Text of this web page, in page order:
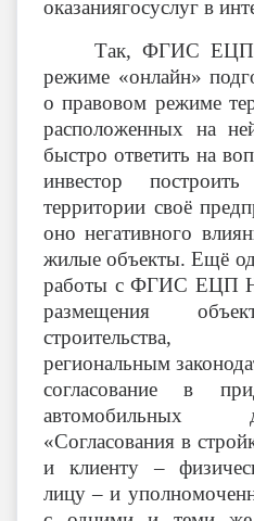
оказаниягосуслуг в
Так, ФГИС ЕЦП
режиме «онлайн»
о правовом режиме
расположенных на
быстро ответить на
инвестор
территории своё
оно негативного
жилые объекты. Ещё
работы с ФГИС ЕЦП
размещения
строительства,
региональным
согласование в
автомобильных
«Согласования в
и клиенту –
лицу – и